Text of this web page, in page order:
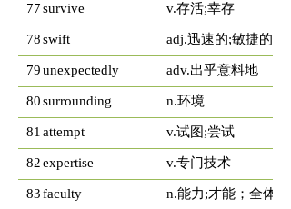
77survive v.存活;幸存
78swift adj.迅速的;敏捷的;立
79unexpectedly adv.出乎意料地
80surrounding n.环境
81 attempt v.试图;尝试
82expertise v.专门技术
83faculty n.能力;才能；全体教